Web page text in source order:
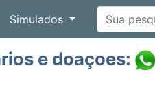
Simulados
e doaçoes: